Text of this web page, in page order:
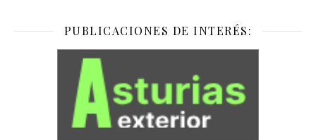
PUBLICACIONES DE INTERÉS: